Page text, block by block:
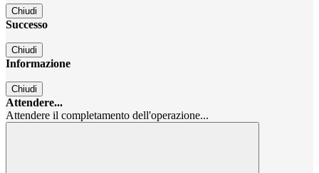
Chiudi
Successo
Chiudi
Informazione
Chiudi
Attendere...
Attendere il completamento dell'operazione...